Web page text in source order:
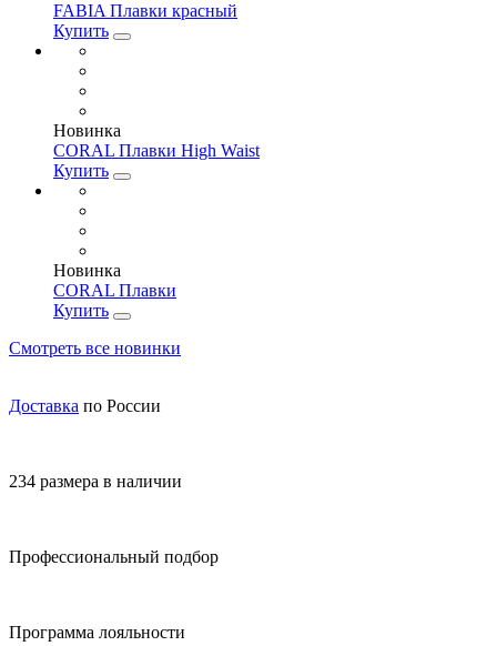
FABIA Плавки красный
Купить
Новинка
CORAL Плавки High Waist
Купить
Новинка
CORAL Плавки
Купить
Смотреть все новинки
Доставка по России
234 размера в наличии
Профессиональный подбор
Программа лояльности